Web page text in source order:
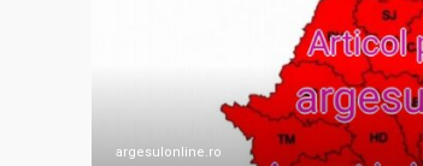
argesulonline.ro